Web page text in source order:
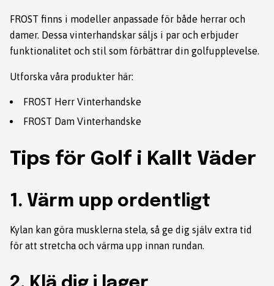
FROST finns i modeller anpassade för både herrar och
damer. Dessa vinterhandskar säljs i par och erbjuder
funktionalitet och stil som förbättrar din golfupplevelse.
Utforska våra produkter här:
FROST Herr Vinterhandske
FROST Dam Vinterhandske
Tips för Golf i Kallt Väder
1. Värm upp ordentligt
Kylan kan göra musklerna stela, så ge dig själv extra tid
för att stretcha och värma upp innan rundan.